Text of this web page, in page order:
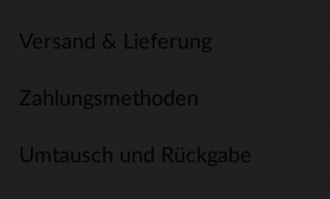
Versand & Lieferung
Zahlungsmethoden
Umtausch und Rückgabe